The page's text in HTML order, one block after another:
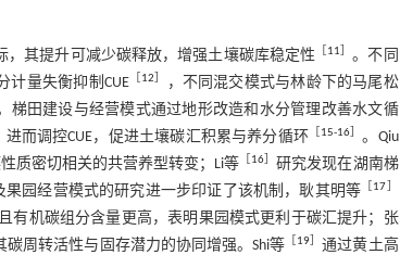
，其提升可减少碳释放，增强土壤碳库稳定性 11
。不同
计量失衡抑制CUE［ 12
，不同混交模式与林龄下的马尾松
梯田建设与经营模式通过地形改造和水分管理改善水文循
而调控CUE，促进土壤碳汇积累与养分循环［ 15-16
。Qiu
质密切相关的共营养型转变；Li等 16 ］研究发现在湖南梯
园经营模式的研究进一步印证了该机制，耿其明等
17
有机碳组分含量更高，表明果园模式更利于碳汇提升；张
周转活性与固存潜力的协同增强。Shi等 19 ］通过黄土高